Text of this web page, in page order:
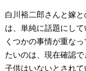
白川裕二郎さんと嫁
は、単純に話題にし
くつかの事情が重な
たいのは、現在確認
子供はいないとされ